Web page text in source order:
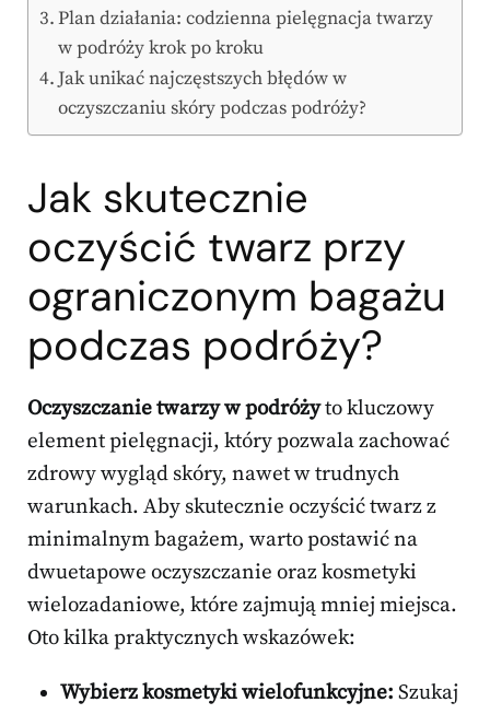
Plan działania: codzienna pielęgnacja twarzy
w podróży krok po kroku
Jak unikać najczęstszych błędów w
oczyszczaniu skóry podczas podróży?
Jak skutecznie
oczyścić twarz przy
ograniczonym bagażu
podczas podróży?
Oczyszczanie twarzy w podróżyto kluczowy
element pielęgnacji, który pozwala zachować
zdrowy wygląd skóry, nawet w trudnych
warunkach. Aby skutecznie oczyścić twarz z
minimalnym bagażem, warto postawić na
dwuetapowe oczyszczanie oraz kosmetyki
wielozadaniowe, które zajmują mniej miejsca.
Oto kilka praktycznych wskazówek:
Wybierz kosmetyki wielofunkcyjne: Szukaj